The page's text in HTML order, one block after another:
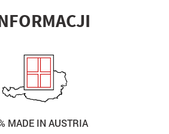
MADE IN AUSTRIA